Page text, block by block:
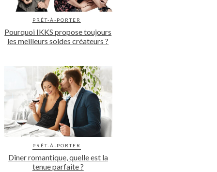
PRÊT-À-PORTER
Pourquoi IKKS propose toujours
les meilleurs soldes créateurs ?
PRÊT-À-PORTER
Dîner romantique, quelle est la
tenue parfaite ?